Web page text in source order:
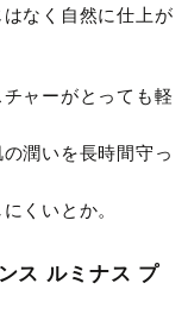
なく自然に仕上が
ャーがとっても軽
潤いを長時間守っ
くいとか。
ス ルミナス プ